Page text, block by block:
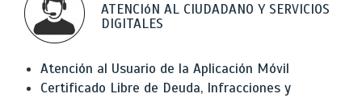
ATENCIóN AL CIUDADANO Y SERVICIOS
DIGITALES
Atención al Usuario de la Aplicación Móvil
Certificado Libre de Deuda, Infracciones y